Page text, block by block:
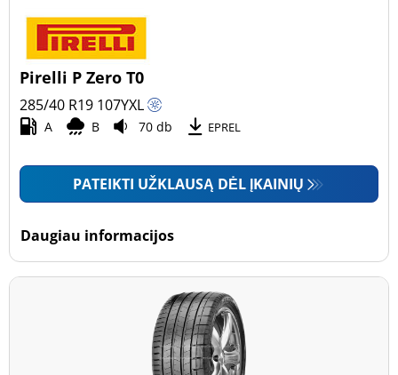
Pirelli P Zero T0
285/40 R19 107YXL
A B 70 db EPREL
PATEIKTI UŽKLAUSĄ DĖL ĮKAINIŲ
Daugiau informacijos